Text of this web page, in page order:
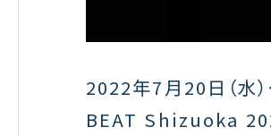
2022年7月20日（水
BEAT Shizuoka 2022